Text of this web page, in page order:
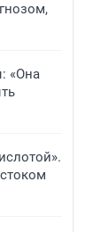
«Она